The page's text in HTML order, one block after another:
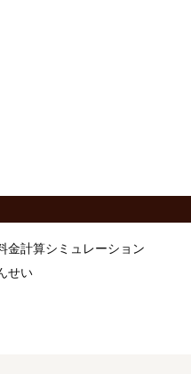
金計算シミュレーション
せい